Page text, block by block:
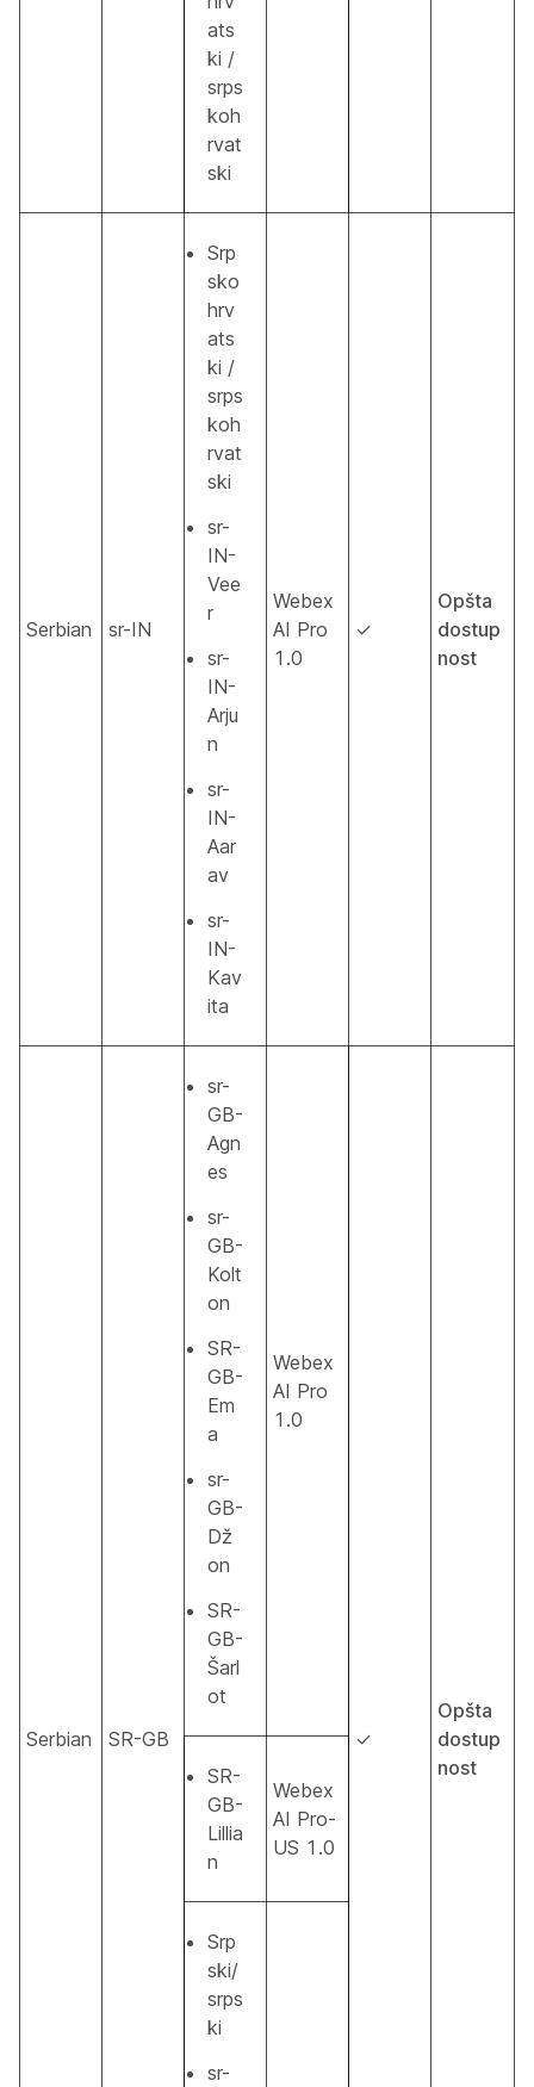
ats
ki /
srps
koh
rvat
ski
Serbian sr-IN
Srp
sko
hrv
ats
ki /
srps
koh
rvat
ski
sr-
IN-
Vee
r
sr-
IN-
Arju
n
sr-
IN-
Aar
av
sr-
IN-
Kav
ita
Webex
AI Pro
1.0
✓
Opšta
dostup
nost
Serbian SR-GB
sr-
GB-
Agn
es
sr-
GB-
Kolt
on
SR-
GB-
Em
a
sr-
GB-
Dž
on
SR-
GB-
Šarl
ot
Webex
AI Pro
1.0
✓
Opšta
dostup
nost
SR-
GB-
Lillia
n
Webex
AI Pro-
US 1.0
Srp
ski/
srps
ki
sr-